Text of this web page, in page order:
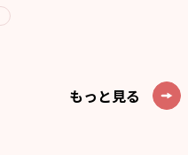
もっと見る